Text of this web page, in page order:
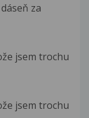
za
jsem trochu
jsem trochu